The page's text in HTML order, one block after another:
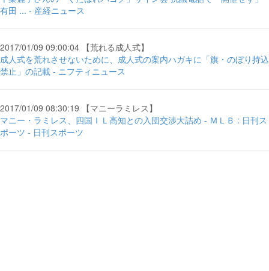
有田 ... - 産経ニュース
2017/01/09 09:00:04 【荒れる成人式】
成人式を荒れさせないために、成人式の案内ハガキに「旗・のぼり持込
禁止」の記載 - ニフティニュース
2017/01/09 08:30:19 【マニーラミレス】
マニー・ラミレス、四国ＩＬ高知との入団交渉大詰め - ＭＬＢ : 日刊ス
ポーツ - 日刊スポーツ